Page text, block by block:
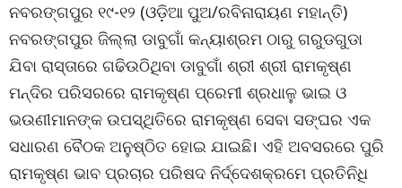
ନବରଙ୍ଗପୁର ୧୯-୧୨ (ଓଡ଼ିଆ ପୁଅ/ରବିନାରାୟଣ ମହାନ୍ତି)
ନବରଙ୍ଗପୁର ଜିଲ୍ଲା ଡାବୁଗାଁ କନ୍ୟାଶ୍ରମ ଠାରୁ ଗରୁଡଗୁଡା
ଯିବା ରାସ୍ତାରେ ଗଢିଉଠିଥିବା ଡାବୁଗାଁ ଶ୍ରୀ ଶ୍ରୀ ରାମକୃଷ୍ଣ
ମନ୍ଦିର ପରିସରରେ ରାମକୃଷ୍ଣ ପ୍ରେମୀ ଶ୍ରଧାଳୁ ଭାଇ ଓ
ଭଉଣୀମାନଙ୍କ ଉପସ୍ଥିତିରେ ରାମକୃଷ୍ଣ ସେବା ସଙ୍ଘର ଏକ
ସଧାରଣ ବୈଠକ ଅନୁଷ୍ଠିତ ହୋଇ ଯାଇଛି। ଏହି ଅବସରରେ ପୁରି
ରାମକୃଷ୍ଣ ଭାବ ପ୍ରଚାର ପରିଷଦ ନିର୍ଦ୍ଦେଶକ୍ରମେ ପ୍ରତିନିଧି